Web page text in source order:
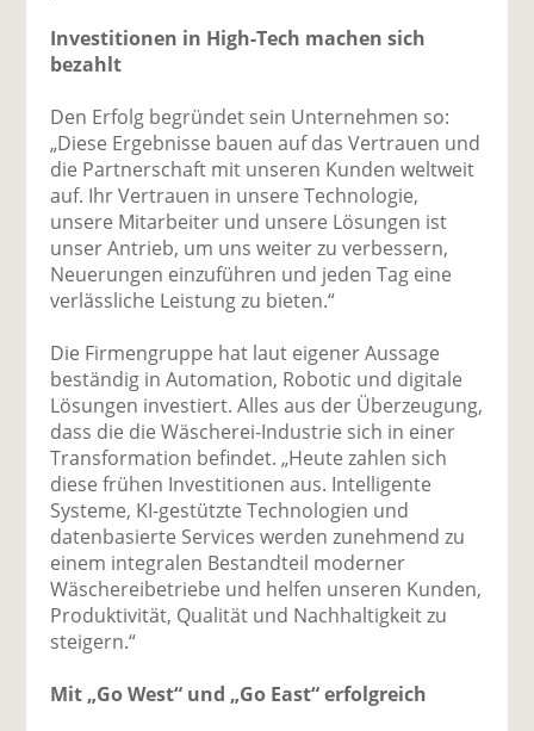
Investitionen in High-Tech machen sich
bezahlt
Den Erfolg begründet sein Unternehmen so:
„Diese Ergebnisse bauen auf das Vertrauen und
die Partnerschaft mit unseren Kunden weltweit
auf. Ihr Vertrauen in unsere Technologie,
unsere Mitarbeiter und unsere Lösungen ist
unser Antrieb, um uns weiter zu verbessern,
Neuerungen einzuführen und jeden Tag eine
verlässliche Leistung zu bieten.“
Die Firmengruppe hat laut eigener Aussage
beständig in Automation, Robotic und digitale
Lösungen investiert. Alles aus der Überzeugung,
dass die die Wäscherei-Industrie sich in einer
Transformation befindet. „Heute zahlen sich
diese frühen Investitionen aus. Intelligente
Systeme, KI-gestützte Technologien und
datenbasierte Services werden zunehmend zu
einem integralen Bestandteil moderner
Wäschereibetriebe und helfen unseren Kunden,
Produktivität, Qualität und Nachhaltigkeit zu
steigern.“
Mit „Go West“ und „Go East“ erfolgreich